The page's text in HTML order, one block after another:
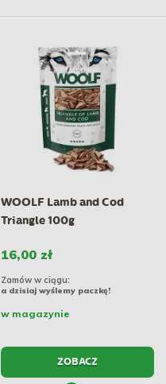
WOOLF Lamb and Cod
Triangle 100g
16,00 zł
Zamów w ciągu:
a dzisiaj wyślemy paczkę!
w magazynie
ZOBACZ